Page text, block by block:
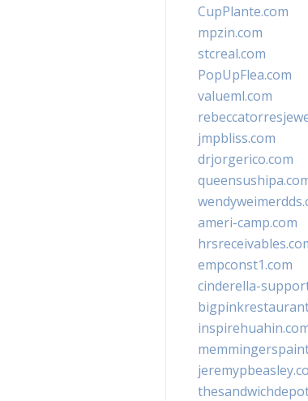
CupPlante.com
mpzin.com
stcreal.com
PopUpFlea.com
valueml.com
jmpbliss.com
drjorgerico.com
ameri-camp.com
empconst1.com
cinderella-